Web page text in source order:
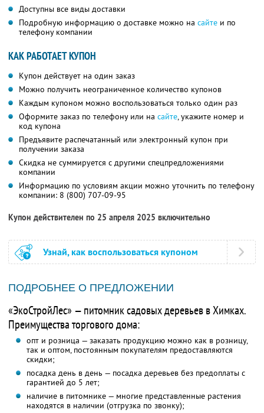
Доступны все виды доставки
Подробную информацию о доставке можно на сайте и по
телефону компании
КАК РАБОТАЕТ КУПОН
Купон действует на один заказ
Можно получить неограниченное количество купонов
Каждым купоном можно воспользоваться только один раз
Оформите заказ по телефону или на сайте, укажите номер и
код купона
Предъявите распечатанный или электронный купон при
получении заказа
Скидка не суммируется с другими спецпредложениями
компании
Информацию по условиям акции можно уточнить по телефону
компании: 8 (800) 707-09-95
Купон действителен по 25 апреля 2025 включительно
Узнай, как воспользоваться купоном
ПОДРОБНЕЕ О ПРЕДЛОЖЕНИИ
«ЭкоСтройЛес» — питомник садовых деревьев в Химках.
Преимущества торгового дома:
опт и розница — заказать продукцию можно как в розницу,
так и оптом, постоянным покупателям предоставляются
скидки;
посадка день в день — посадка деревьев без предоплаты с
гарантией до 5 лет;
наличие в питомнике — многие представленные растения
находятся в наличии (отгрузка по звонку);